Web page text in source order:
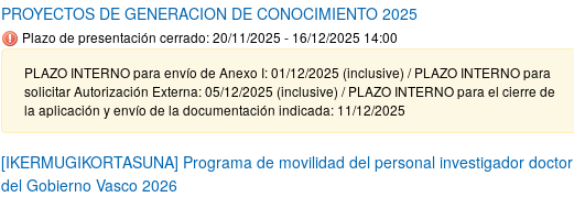
PROYECTOS DE GENERACION DE CONOCIMIENTO 2025
Plazo de presentación cerrado: 20/11/2025 - 16/12/2025 14:00
PLAZO INTERNO para envío de Anexo I: 01/12/2025 (inclusive) / PLAZO INTERNO para
solicitar Autorización Externa: 05/12/2025 (inclusive) / PLAZO INTERNO para el cierre de
la aplicación y envío de la documentación indicada: 11/12/2025
[IKERMUGIKORTASUNA] Programa de movilidad del personal investigador doctor
del Gobierno Vasco 2026